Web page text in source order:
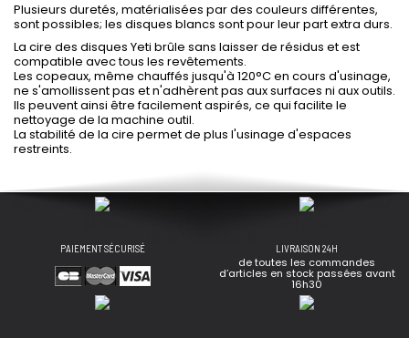
Plusieurs duretés, matérialisées par des couleurs différentes,
sont possibles; les disques blancs sont pour leur part extra durs.
La cire des disques Yeti brûle sans laisser de résidus et est
compatible avec tous les revêtements.
Les copeaux, même chauffés jusqu'à 120°C en cours d'usinage,
ne s'amollissent pas et n'adhèrent pas aux surfaces ni aux outils.
Ils peuvent ainsi être facilement aspirés, ce qui facilite le
nettoyage de la machine outil.
La stabilité de la cire permet de plus l'usinage d'espaces
restreints.
PAIEMENT SÉCURISÉ LIVRAISON 24H
de toutes les commandes
d’articles en stock passées avant
16h30